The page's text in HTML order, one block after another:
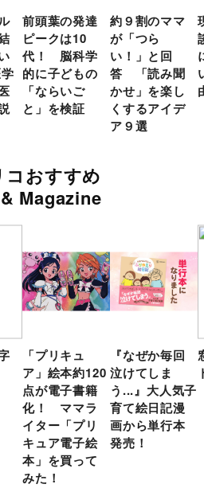
前頭葉の発達
ピークは10
代！ 脳科学
的に子どもの
「ならいご
と」を検証
約９割のママ
が「つら
い！」と回
答 「読み聞
かせ」を楽し
くするアイデ
ア９選
コおすすめ
Magazine
「プリキュ
ア」絵本約120
点が電子書籍
化！ ママラ
イター「プリ
キュア電子絵
本」を買って
みた！
『なぜか毎回
泣けてしま
う...』大人気子
育て絵日記漫
画から単行本
発売！